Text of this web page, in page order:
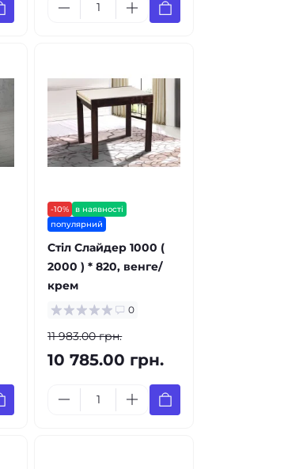
-10%
в наявності
популярний
Стіл Слайдер 1000 (
2000 ) * 820, венге/
крем
0
11 983.00 грн.
10 785.00 грн.